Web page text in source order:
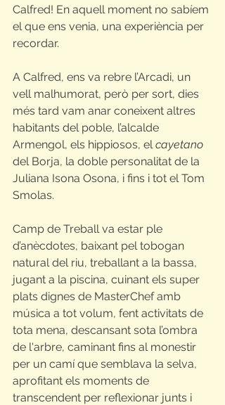
Calfred! En aquell moment no sabíem
el que ens venia, una experiència per
recordar.
A Calfred, ens va rebre l’Arcadi, un
vell malhumorat, però per sort, dies
més tard vam anar coneixent altres
habitants del poble, l’alcalde
Armengol, els hippiosos, el cayetano
del Borja, la doble personalitat de la
Juliana Isona Osona, i fins i tot el Tom
Smolas.
Camp de Treball va estar ple
d’anècdotes, baixant pel tobogan
natural del riu, treballant a la bassa,
jugant a la piscina, cuinant els super
plats dignes de MasterChef amb
música a tot volum, fent activitats de
tota mena, descansant sota l’ombra
de l'arbre, caminant fins al monestir
per un camí que semblava la selva,
aprofitant els moments de
transcendent per reflexionar junts i